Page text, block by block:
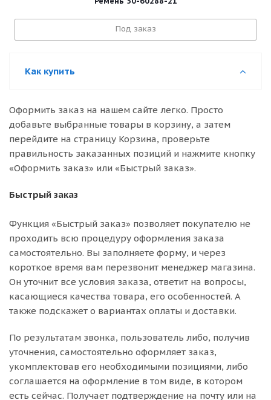
Под заказ
Как купить
Оформить заказ на нашем сайте легко. Просто
добавьте выбранные товары в корзину, а затем
перейдите на страницу Корзина, проверьте
правильность заказанных позиций и нажмите кнопку
«Оформить заказ» или «Быстрый заказ».
Быстрый заказ
Функция «Быстрый заказ» позволяет покупателю не
проходить всю процедуру оформления заказа
самостоятельно. Вы заполняете форму, и через
короткое время вам перезвонит менеджер магазина.
Он уточнит все условия заказа, ответит на вопросы,
касающиеся качества товара, его особенностей. А
также подскажет о вариантах оплаты и доставки.
По результатам звонка, пользователь либо, получив
уточнения, самостоятельно оформляет заказ,
укомплектовав его необходимыми позициями, либо
соглашается на оформление в том виде, в котором
есть сейчас. Получает подтверждение на почту или на